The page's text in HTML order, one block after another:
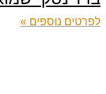
לפרטים נוספים »